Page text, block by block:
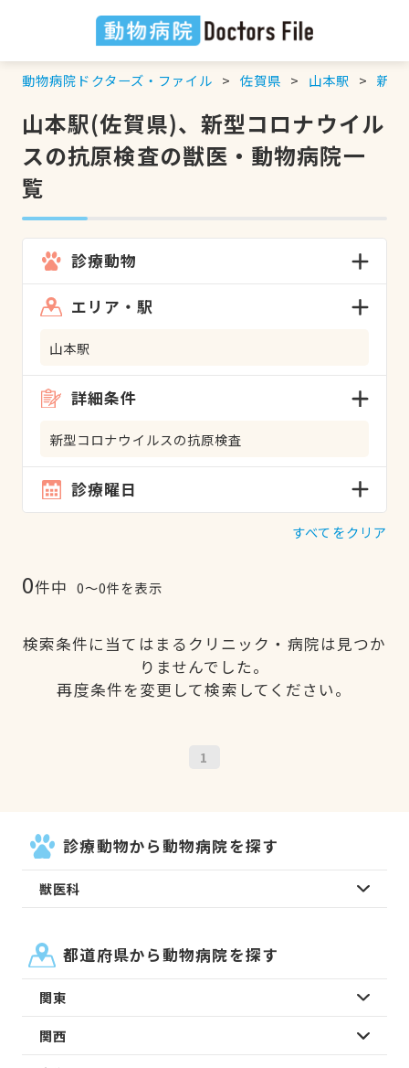
動物病院ドクターズ・ファイル 佐賀県 山本駅 新型
山本駅(佐賀県)、新型コロナウイル
スの抗原検査の獣医・動物病院一
覧
診療動物
エリア・駅
山本駅
詳細条件
新型コロナウイルスの抗原検査
診療曜日
すべてをクリア
0件中 0〜0件を表示
検索条件に当てはまるクリニック・病院は見つか
りませんでした。
再度条件を変更して検索してください。
1
診療動物から動物病院を探す
獣医科
都道府県から動物病院を探す
関東
関西